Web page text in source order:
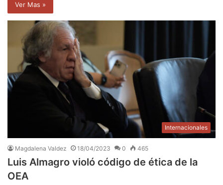
Ver Mas »
Internacionales
Magdalena Valdez 18/04/2023 0 465
Luis Almagro violó código de ética de la
OEA